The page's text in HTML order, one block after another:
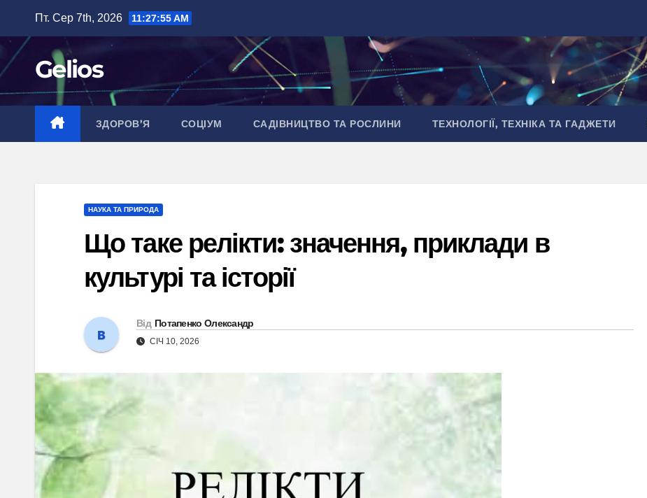
вмісту
Пт. Сер 7th, 2026 11:27:56 AM
Gelios
ЗДОРОВ’Я СОЦІУМ САДІВНИЦТВО ТА РОСЛИНИ ТЕХНОЛОГІЇ, ТЕХНІКА ТА ГАДЖЕТИ
НАУКА ТА ПРИРОДА
Що таке релікти: значення, приклади в
культурі та історії
Від Потапенко Олександр
СІЧ 10, 2026